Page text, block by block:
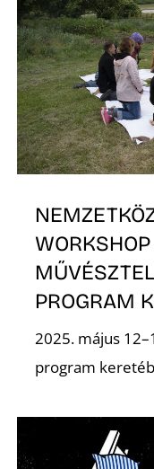
PROGRAM
2025. május
program